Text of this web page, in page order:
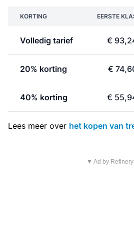
KORTING EERSTE
Volledig tarief €
20% korting €
40% korting €
Lees meer over het kopen van
▼ Ad by